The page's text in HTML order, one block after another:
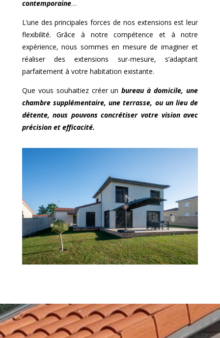
contemporaine…
L’une des principales forces de nos extensions est leur
flexibilité. Grâce à notre compétence et à notre
expérience, nous sommes en mesure de imaginer et
réaliser des extensions sur-mesure, s’adaptant
parfaitement à votre habitation existante.
Que vous souhaitiez créer unbureau à domicile, une
chambre supplémentaire, une terrasse, ou un lieu de
détente, nous pouvons concrétiser votre vision avec
précision et efficacité.